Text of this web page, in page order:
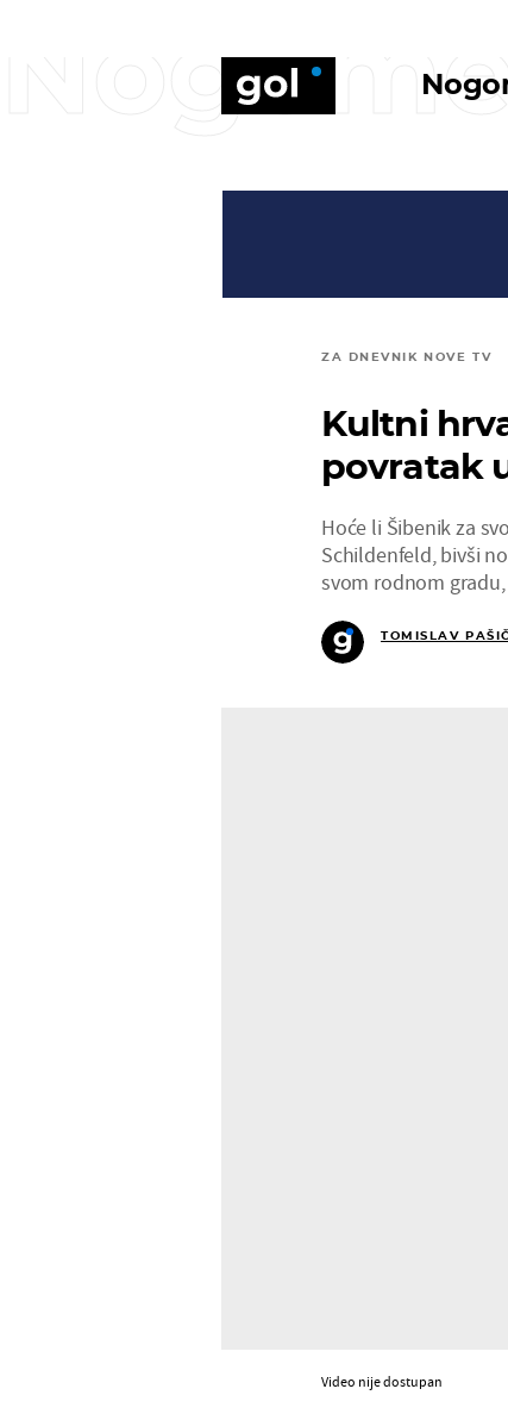
ZA DNEVNIK NOVE TV
Kultni
povratak
Hoće li Šibenik za
Schildenfeld, bivši
svom rodnom
TOMISLAV
Video nije dostupan